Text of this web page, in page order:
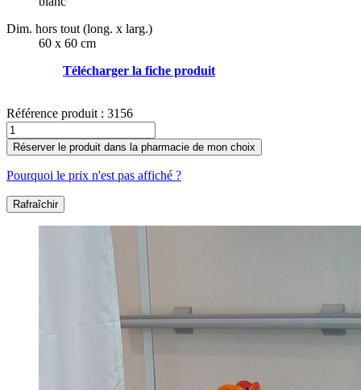
Dim. hors tout (long. x larg.)
60 x 60 cm
Télécharger la fiche produit
Référence produit : 3156
Réserver le produit dans la pharmacie de mon choix
Pourquoi le prix n'est pas affiché ?